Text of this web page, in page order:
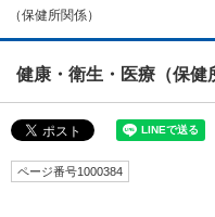
（保健所関係）
健康・衛生・医療（保健
ページ番号1000384